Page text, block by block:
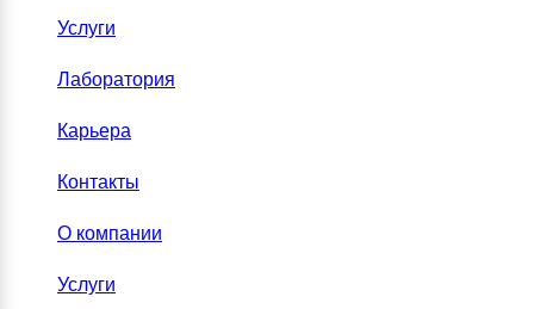
Услуги
Лаборатория
Карьера
Контакты
О компании
Услуги